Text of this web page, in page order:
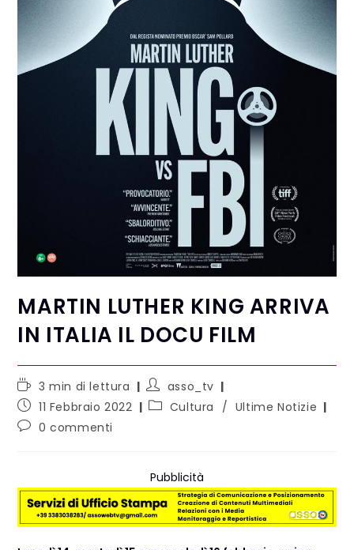
MARTIN LUTHER KING ARRIVA
IN ITALIA IL DOCU FILM
3 min di lettura
asso_tv
11 Febbraio 2022
Cultura / Ultime Notizie
0 commenti
Pubblicità